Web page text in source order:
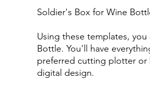
Soldier's Box for Wine
Using these templates,
Bottle. You'll have
preferred cutting plotter or
digital design.